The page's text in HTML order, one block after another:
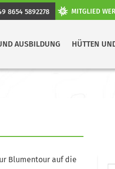
8654 5892278
AUSBILDUNG HÜTTEN
Blumentour auf die